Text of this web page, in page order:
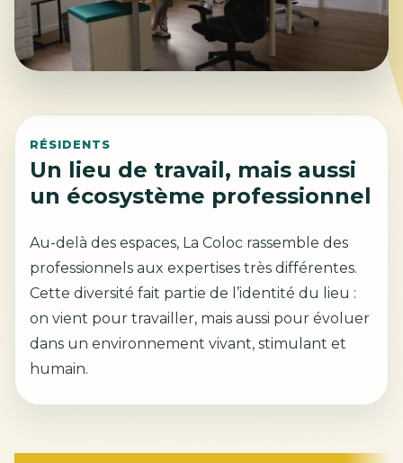
RÉSIDENTS
Un lieu de travail, mais aussi
un écosystème professionnel
Au-delà des espaces, La Coloc rassemble des
professionnels aux expertises très différentes.
Cette diversité fait partie de l’identité du lieu :
on vient pour travailler, mais aussi pour évoluer
dans un environnement vivant, stimulant et
humain.